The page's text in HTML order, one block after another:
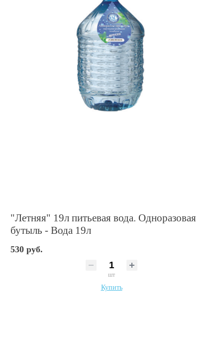
"Летняя" 19л питьевая вода. Одноразовая
бутыль - Вода 19л
530 руб.
шт
Купить